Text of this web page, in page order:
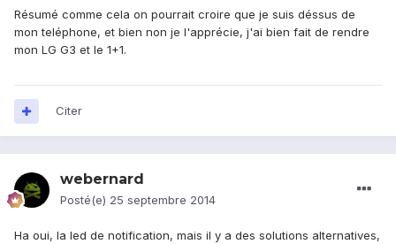
Résumé comme cela on pourrait croire que je suis déssus de
mon teléphone, et bien non je l'apprécie, j'ai bien fait de rendre
mon LG G3 et le 1+1.
Citer
webernard
Posté(e) 25 septembre 2014
Ha oui, la led de notification, mais il y a des solutions alternatives,